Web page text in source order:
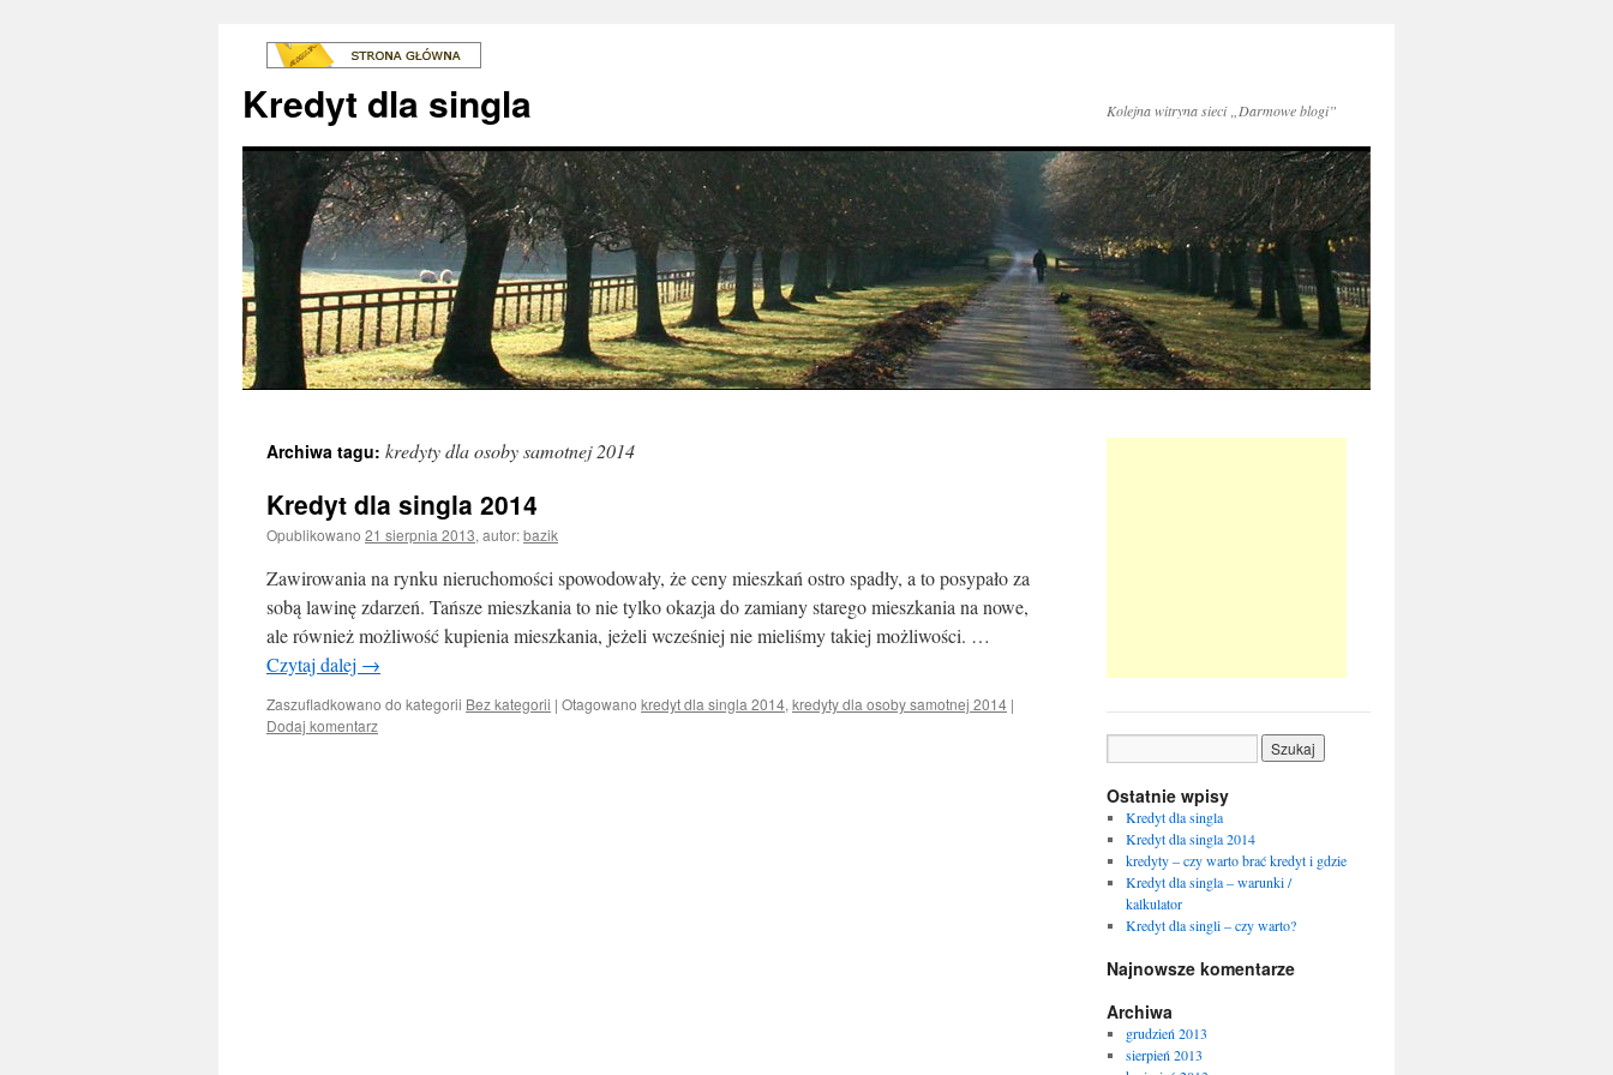
Kredyt dla singla Kolejna witryna sieci „Darmowe blogi”
Archiwa tagu: kredyty dla osoby samotnej 2014
Kredyt dla singla 2014
Opublikowano 21 sierpnia 2013, autor:bazik
Zawirowania na rynku nieruchomości spowodowały, że ceny mieszkań ostro spadły, a to posypało za
sobą lawinę zdarzeń. Tańsze mieszkania to nie tylko okazja do zamiany starego mieszkania na nowe,
ale również możliwość kupienia mieszkania, jeżeli wcześniej nie mieliśmy takiej możliwości. …
Czytaj dalej →
Zaszufladkowano do kategorii Bez kategorii | Otagowano kredyt dla singla 2014, kredyty dla osoby samotnej 2014 |
Dodaj komentarz
Ostatnie wpisy
Kredyt dla singla
Kredyt dla singla 2014
kredyty – czy warto brać kredyt i gdzie
Kredyt dla singla – warunki /
kalkulator
Kredyt dla singli – czy warto?
Najnowsze komentarze
Archiwa
grudzień 2013
sierpień 2013